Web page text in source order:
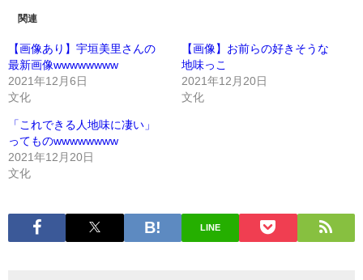
関連
【画像あり】宇垣美里さんの
最新画像wwwwwwww
2021年12月6日
文化
【画像】お前らの好きそうな
地味っこ
2021年12月20日
文化
「これできる人地味に凄い」
ってものwwwwwwww
2021年12月20日
文化
LINE